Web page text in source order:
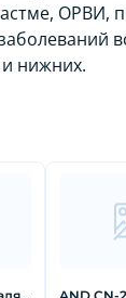
ОРВИ,
и нижних.